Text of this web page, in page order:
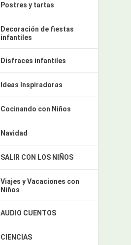
Postres y tartas
Decoración de fiestas
infantiles
Disfraces infantiles
Ideas Inspiradoras
Cocinando con Niños
Navidad
SALIR CON LOS NIÑOS
Viajes y Vacaciones con
Niños
AUDIO CUENTOS
CIENCIAS